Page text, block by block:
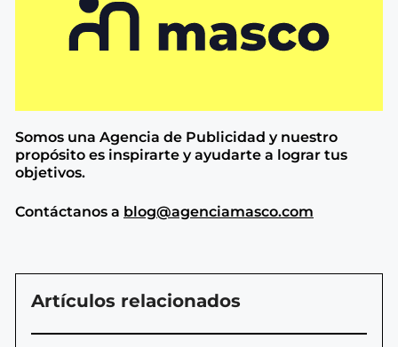
Somos una Agencia de Publicidad y nuestro
propósito es inspirarte y ayudarte a lograr tus
objetivos.
Contáctanos a blog@agenciamasco.com
Artículos relacionados